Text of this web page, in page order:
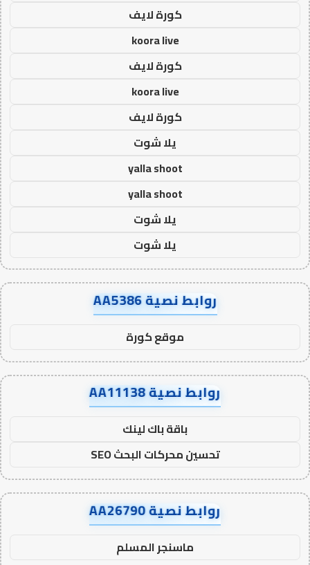
كورة لايف
koora live
كورة لايف
koora live
كورة لايف
يلا شوت
yalla shoot
yalla shoot
يلا شوت
يلا شوت
روابط نصية AA5386
موقع كورة
روابط نصية AA11138
باقة باك لينك
تحسين محركات البحث SEO
روابط نصية AA26790
ماسنجر المسلم